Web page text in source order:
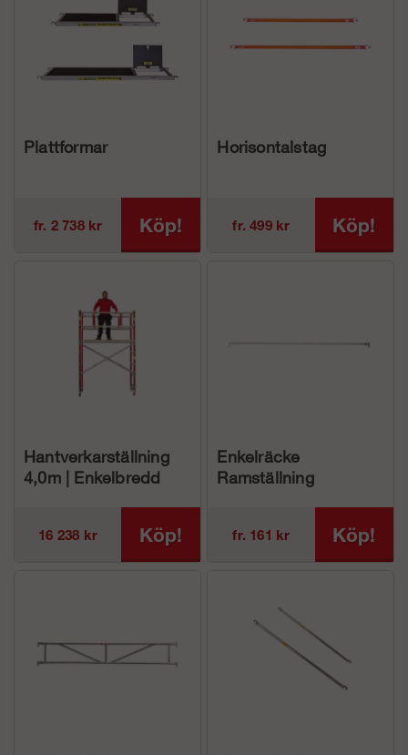
Plattformar
fr. 2 738 kr Köp!
Horisontalstag
fr. 499 kr Köp!
Hantverkarställning
4,0m | Enkelbredd
16 238 kr Köp!
Enkelräcke
Ramställning
fr. 161 kr Köp!